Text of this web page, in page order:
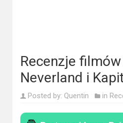
Kino
azjatyckie
Kino
Recenzje
Neverland i
Posted by: Quentin in